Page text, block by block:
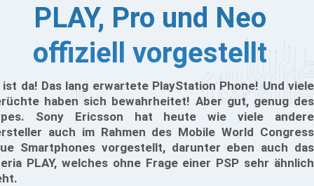
PLAY, Pro und Neo
offiziell vorgestellt
ist da! Das lang erwartete PlayStation Phone! Und viele
haben sich bewahrheitet! Aber gut, genug des
Sony Ericsson hat heute wie viele andere
auch im Rahmen des Mobile World Congress
Smartphones vorgestellt, darunter eben auch das
PLAY, welches ohne Frage einer PSP sehr ähnlich